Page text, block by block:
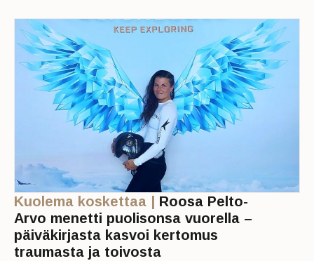
Kuolema koskettaa | Roosa Pelto-
Arvo menetti puolisonsa vuorella –
päiväkirjasta kasvoi kertomus
traumasta ja toivosta